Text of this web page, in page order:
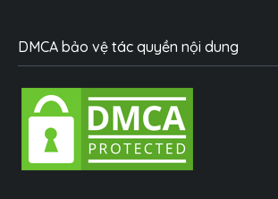
DMCA bảo vệ tác quyền nội dung